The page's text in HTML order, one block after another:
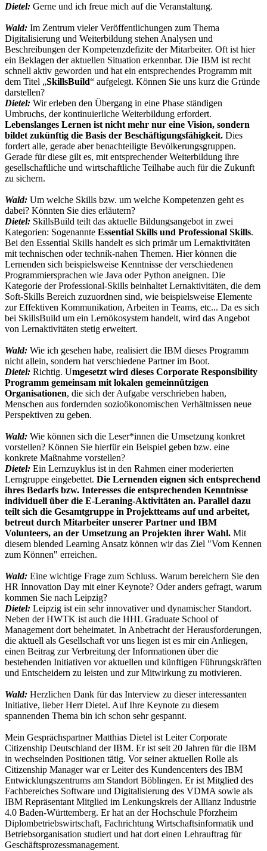
Dietel: Gerne und ich freue mich auf die Veranstaltung.
Wald: Im Zentrum vieler Veröffentlichungen zum Thema
Digitalisierung und Weiterbildung stehen Analysen und
Beschreibungen der Kompetenzdefizite der Mitarbeiter. Oft ist hier
ein Beklagen der aktuellen Situation erkennbar. Die IBM ist recht
schnell aktiv geworden und hat ein entsprechendes Programm mit
dem Titel „SkillsBuild“ aufgelegt. Können Sie uns kurz die Gründe
darstellen?
Dietel: Wir erleben den Übergang in eine Phase ständigen
Umbruchs, der kontinuierliche Weiterbildung erfordert.
Lebenslanges Lernen ist nicht mehr nur eine Vision, sondern
bildet zukünftig die Basis der Beschäftigungsfähigkeit. Dies
fordert alle, gerade aber benachteiligte Bevölkerungsgruppen.
Gerade für diese gilt es, mit entsprechender Weiterbildung ihre
gesellschaftliche und wirtschaftliche Teilhabe auch für die Zukunft
zu sichern.
Wald: Um welche Skills bzw. um welche Kompetenzen geht es
dabei? Könnten Sie dies erläutern?
Dietel: SkillsBuild teilt das aktuelle Bildungsangebot in zwei
Kategorien: Sogenannte Essential Skills und Professional Skills.
Bei den Essential Skills handelt es sich primär um Lernaktivitäten
mit technischen oder technik-nahen Themen. Hier können die
Lernenden sich beispielsweise Kenntnisse der verschiedenen
Programmiersprachen wie Java oder Python aneignen. Die
Kategorie der Professional-Skills beinhaltet Lernaktivitäten, die dem
Soft-Skills Bereich zuzuordnen sind, wie beispielsweise Elemente
zur Effektiven Kommunikation, Arbeiten in Teams, etc... Da es sich
bei SkillsBuild um ein Lernökosystem handelt, wird das Angebot
von Lernaktivitäten stetig erweitert.
Wald: Wie ich gesehen habe, realisiert die IBM dieses Programm
nicht allein, sondern hat verschiedene Partner im Boot.
Dietel: Richtig. Umgesetzt wird dieses Corporate Responsibility
Programm gemeinsam mit lokalen gemeinnützigen
Organisationen, die sich der Aufgabe verschrieben haben,
Menschen aus fordernden sozioökonomischen Verhältnissen neue
Perspektiven zu geben.
Wald: Wie können sich die Leser*innen die Umsetzung konkret
vorstellen? Können Sie hierfür ein Beispiel geben bzw. eine
konkrete Maßnahme vorstellen?
Dietel: Ein Lernzuyklus ist in den Rahmen einer moderierten
Lerngruppe eingebettet. Die Lernenden eignen sich entsprechend
ihres Bedarfs bzw. Interesses die entsprechenden Kenntnisse
individuell über die E-Leraning-Aktivitäten an. Parallel dazu
teilt sich die Gesamtgruppe in Projektteams auf und arbeitet,
betreut durch Mitarbeiter unserer Partner und IBM
Volunteers, an der Umsetzung an Projekten ihrer Wahl. Mit
diesem blended Learning Ansatz können wir das Ziel "Vom Kennen
zum Können" erreichen.
Wald: Eine wichtige Frage zum Schluss. Warum bereichern Sie den
HR Innovation Day mit einer Keynote? Oder anders gefragt, warum
kommen Sie nach Leipzig?
Dietel: Leipzig ist ein sehr innovativer und dynamischer Standort.
Neben der HWTK ist auch die HHL Graduate School of
Management dort beheimatet. In Anbetracht der Herausforderungen,
die aktuell als Gesellschaft vor uns liegen ist es mir ein Anliegen,
einen Beitrag zur Verbreitung der Informationen über die
bestehenden Initiativen vor aktuellen und künftigen Führungskräften
und Entscheidern zu leisten und zur Mitwirkung zu motivieren.
Wald: Herzlichen Dank für das Interview zu dieser interessanten
Initiative, lieber Herr Dietel. Auf Ihre Keynote zu diesem
spannenden Thema bin ich schon sehr gespannt.
Mein Gesprächspartner Matthias Dietel ist Leiter Corporate
Citizenship Deutschland der IBM. Er ist seit 20 Jahren für die IBM
in wechselnden Positionen tätig. Vor seiner aktuellen Rolle als
Citizenship Manager war er Leiter des Kundencenters des IBM
Entwicklungszentrums am Standort Böblingen. Er ist Mitglied des
Fachbereiches Software und Digitalisierung des VDMA sowie als
IBM Repräsentant Mitglied im Lenkungskreis der Allianz Industrie
4.0 Baden-Württemberg. Er hat an der Hochschule Pforzheim
Diplombetriebswirtschaft, Fachrichtung Wirtschaftsinformatik und
Betriebsorganisation studiert und hat dort einen Lehrauftrag für
Geschäftsprozessmanagement.